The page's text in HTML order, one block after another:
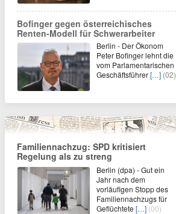
Bofinger gegen österreichisches
Renten-Modell für Schwerarbeiter
Berlin - Der Ökonom
Peter Bofinger lehnt die
vom Parlamentarischen
Geschäftsführer[…] (02)
Familiennachzug: SPD kritisiert
Regelung als zu streng
Berlin (dpa) - Gut ein
Jahr nach dem
vorläufigen Stopp des
Familiennachzugs für
Geflüchtete […] (00)